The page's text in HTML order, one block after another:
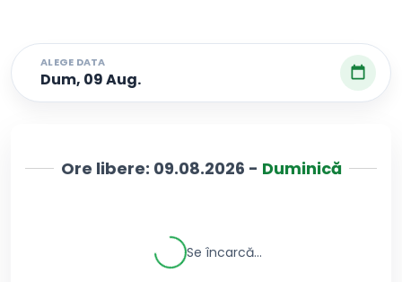
ALEGE DATA
Dum, 09 Aug.
Ore libere: 09.08.2026 - Duminică
Se încarcă...